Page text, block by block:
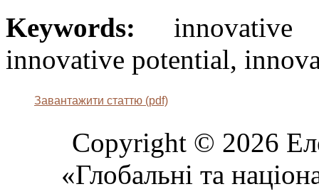
Keywords: innovative
innovative potential,
Завантажити статтю (pdf)
Copyright © 2026
«Глобальні та